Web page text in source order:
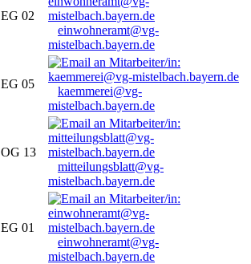
EG 02
einwohneramt@vg-
mistelbach.bayern.de
EG 05
kaemmerei@vg-
mistelbach.bayern.de
OG 13
mitteilungsblatt@vg-
mistelbach.bayern.de
EG 01
einwohneramt@vg-
mistelbach.bayern.de